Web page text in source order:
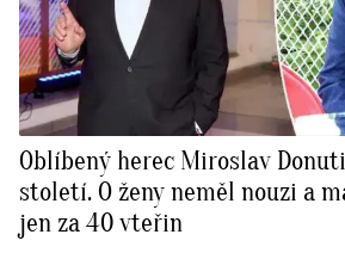
Oblíbený herec Miroslav
století. O ženy neměl nouzi a
jen za 40 vteřin